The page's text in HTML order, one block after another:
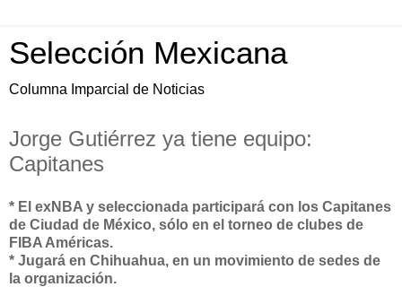
Selección Mexicana
Columna Imparcial de Noticias
Jorge Gutiérrez ya tiene equipo:
Capitanes
* El exNBA y seleccionada participará con los Capitanes
de Ciudad de México, sólo en el torneo de clubes de
FIBA Américas.
* Jugará en Chihuahua, en un movimiento de sedes de
la organización.